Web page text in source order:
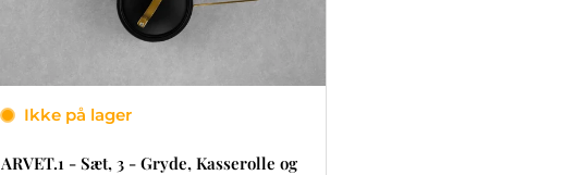
Ikke på lager
ARVET.1 - Sæt, 3 - Gryde, Kasserolle og